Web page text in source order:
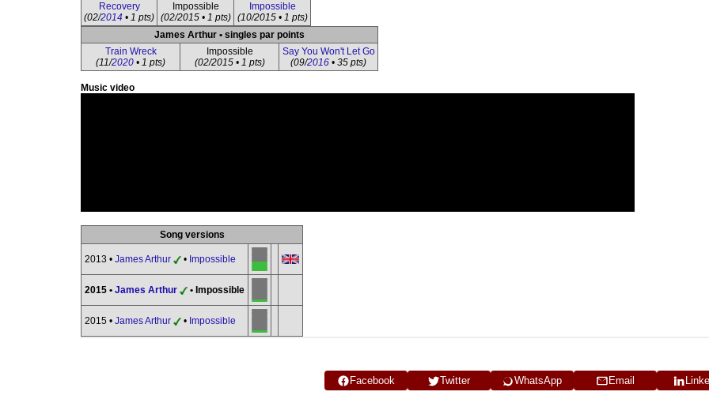
Recovery
(02/2014 • 1 pts)
Impossible
(02/2015 • 1 pts)
Impossible
(10/2015 • 1 pts)
James Arthur • singles par points
Train Wreck
(11/2020 • 1 pts)
Impossible
(02/2015 • 1 pts)
Say You Won't Let Go
(09/2016 • 35 pts)
Music video
Song versions
2013 • James Arthur • Impossible
2015 • James Arthur • Impossible
2015 • James Arthur • Impossible
Facebook Twitter WhatsApp Email